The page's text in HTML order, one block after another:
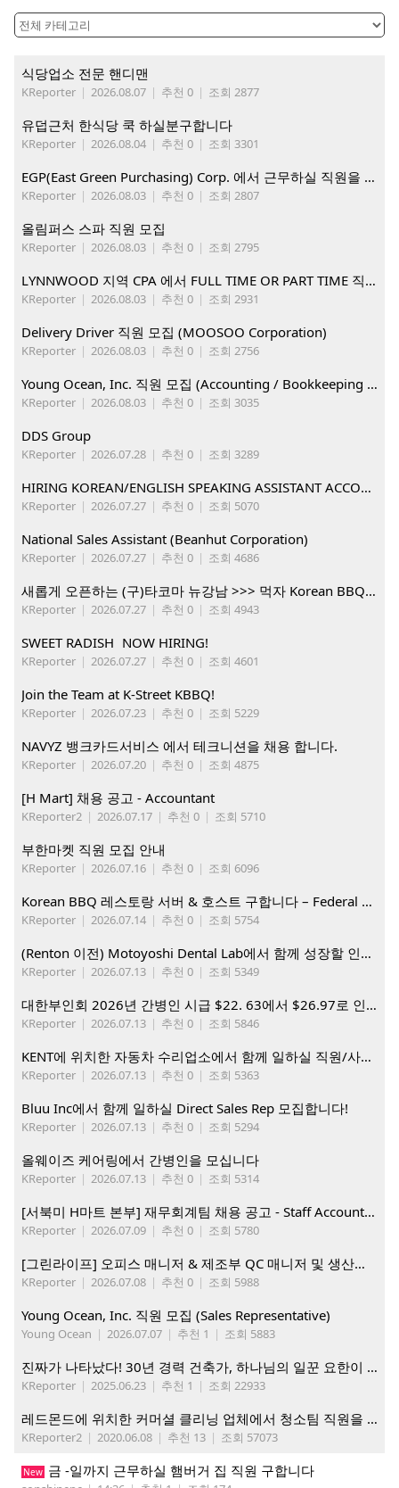
식당업소 전문 핸디맨
KReporter | 2026.08.07 | 추천 0 | 조회 2877
유덥근처 한식당 쿡 하실분구합니다
KReporter | 2026.08.04 | 추천 0 | 조회 3301
EGP(East Green Purchasing) Corp. 에서 근무하실 직원을 아래와 같이 모집합니다.
KReporter | 2026.08.03 | 추천 0 | 조회 2807
올림퍼스 스파 직원 모집
KReporter | 2026.08.03 | 추천 0 | 조회 2795
LYNNWOOD 지역 CPA 에서 FULL TIME OR PART TIME 직원을 찾습니다
KReporter | 2026.08.03 | 추천 0 | 조회 2931
Delivery Driver 직원 모집 (MOOSOO Corporation)
KReporter | 2026.08.03 | 추천 0 | 조회 2756
Young Ocean, Inc. 직원 모집 (Accounting / Bookkeeping 분야)
KReporter | 2026.08.03 | 추천 0 | 조회 3035
DDS Group
KReporter | 2026.07.28 | 추천 0 | 조회 3289
HIRING KOREAN/ENGLISH SPEAKING ASSISTANT ACCOUNT MANAGER
KReporter | 2026.07.27 | 추천 0 | 조회 5070
National Sales Assistant (Beanhut Corporation)
KReporter | 2026.07.27 | 추천 0 | 조회 4686
새롭게 오픈하는 (구)타코마 뉴강남 >>> 먹자 Korean BBQ 구인중
KReporter | 2026.07.27 | 추천 0 | 조회 4943
SWEET RADISH NOW HIRING!
KReporter | 2026.07.27 | 추천 0 | 조회 4601
Join the Team at K-Street KBBQ!
KReporter | 2026.07.23 | 추천 0 | 조회 5229
NAVYZ 뱅크카드서비스 에서 테크니션을 채용 합니다.
KReporter | 2026.07.20 | 추천 0 | 조회 4875
[H Mart] 채용 공고 - Accountant
KReporter2 | 2026.07.17 | 추천 0 | 조회 5710
부한마켓 직원 모집 안내
KReporter | 2026.07.16 | 추천 0 | 조회 6096
Korean BBQ 레스토랑 서버 & 호스트 구합니다 – Federal Way & Tacoma $45-$60/hr (server), $21-23/hr (Host)
KReporter | 2026.07.14 | 추천 0 | 조회 5754
(Renton 이전) Motoyoshi Dental Lab에서 함께 성장할 인재를 모십니다.
KReporter | 2026.07.13 | 추천 0 | 조회 5349
대한부인회 2026년 간병인 시급 $22. 63에서 $26.97로 인상. 지금 간병인들을 모집합니다
KReporter | 2026.07.13 | 추천 0 | 조회 5846
KENT에 위치한 자동차 수리업소에서 함께 일하실 직원/사무직원 구합니다.
KReporter | 2026.07.13 | 추천 0 | 조회 5363
Bluu Inc에서 함께 일하실 Direct Sales Rep 모집합니다!
KReporter | 2026.07.13 | 추천 0 | 조회 5294
올웨이즈 케어링에서 간병인을 모십니다
KReporter | 2026.07.13 | 추천 0 | 조회 5314
[서북미 H마트 본부] 재무회계팀 채용 공고 - Staff Accountant
KReporter | 2026.07.09 | 추천 0 | 조회 5780
[그린라이프] 오피스 매니저 & 제조부 QC 매니저 및 생산직, 웨어하우스 직원 모집
KReporter | 2026.07.08 | 추천 0 | 조회 5988
Young Ocean, Inc. 직원 모집 (Sales Representative)
Young Ocean | 2026.07.07 | 추천 1 | 조회 5883
진짜가 나타났다! 30년 경력 건축가, 하나님의 일꾼 요한이 책임 시공합니다.
KReporter | 2025.06.23 | 추천 1 | 조회 22933
레드몬드에 위치한 커머셜 클리닝 업체에서 청소팀 직원을 모집합니다.
KReporter2 | 2020.06.08 | 추천 13 | 조회 57073
New 금 -일까지 근무하실 햄버거 집 직원 구합니다